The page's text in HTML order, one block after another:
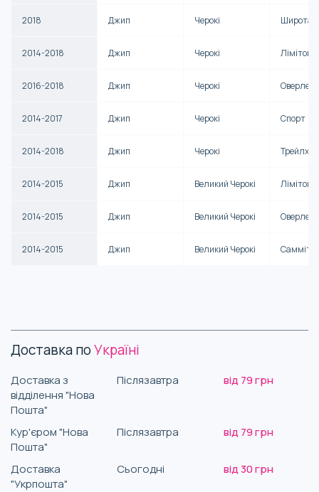
2018 Джип Черокі Широта
2014-2018 Джип Черокі
2016-2018 Джип Черокі
2014-2017 Джип Черокі Спорт
2014-2018 Джип Черокі Трейлхок
2014-2015 Джип Великий Черокі
2014-2015 Джип Великий Черокі
2014-2015 Джип Великий Черокі Самміт
Доставка поУкраїні
Доставка з
відділення "Нова
Пошта"
Післязавтра від 79 грн
Кур'єром "Нова
Пошта"
Післязавтра від 79 грн
Доставка
"Укрпошта"
Сьогодні від 30 грн